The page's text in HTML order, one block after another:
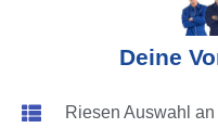
Deine
Riesen Auswahl